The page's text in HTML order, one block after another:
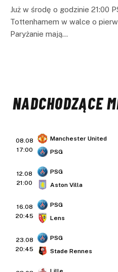
Już w środę o godzinie 21:00
Tottenhamem w walce o
Paryżanie mają…
NADCHODZĄCE
08.08
17:00
Manchester United
PSG
12.08
21:00
PSG
Aston Villa
16.08
20:45
PSG
Lens
23.08
20:45
PSG
Stade Rennes